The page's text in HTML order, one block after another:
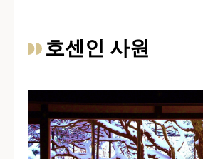
호센인 사원